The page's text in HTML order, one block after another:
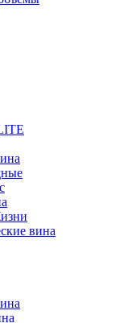
вина